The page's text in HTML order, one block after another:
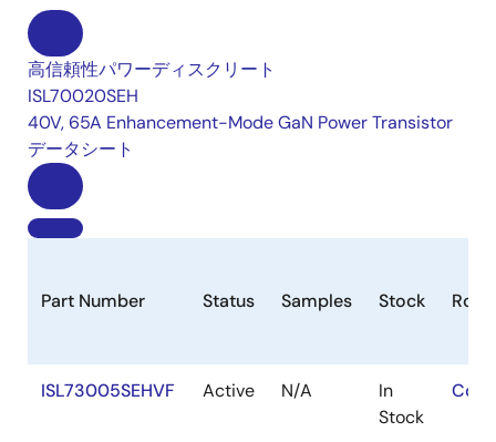
高信頼性パワーディスクリート
ISL70020SEH
40V, 65A Enhancement-Mode GaN Power Transistor
データシート
Part Number Status Samples Stock RoHS
ISL73005SEHVF Active N/A
In
Stock